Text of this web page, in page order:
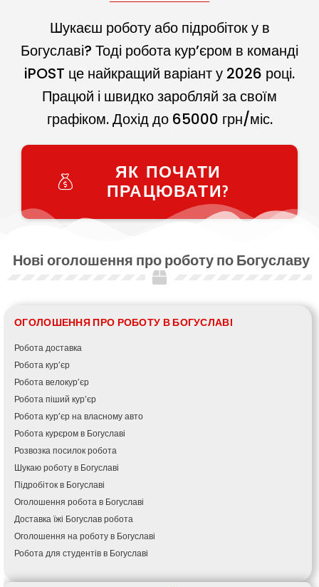
Шукаєш роботу або підробіток у в
Богуславі? Тоді робота кур’єром в команді
iPOST це найкращий варіант у 2026 році.
Працюй і швидко заробляй за своїм
графіком. Дохід до 65000 грн/міс.
ЯК ПОЧАТИ
ПРАЦЮВАТИ?
Нові оголошення про роботу по Богуславу
ОГОЛОШЕННЯ ПРО РОБОТУ В БОГУСЛАВІ
Робота доставка
Робота кур’єр
Робота велокур’єр
Робота піший кур’єр
Робота кур’єр на власному авто
Робота курєром в Богуславі
Розвозка посилок робота
Шукаю роботу в Богуславі
Підробіток в Богуславі
Оголошення робота в Богуславі
Доставка їжі Богуслав робота
Оголошення на роботу в Богуславі
Робота для студентів в Богуславі